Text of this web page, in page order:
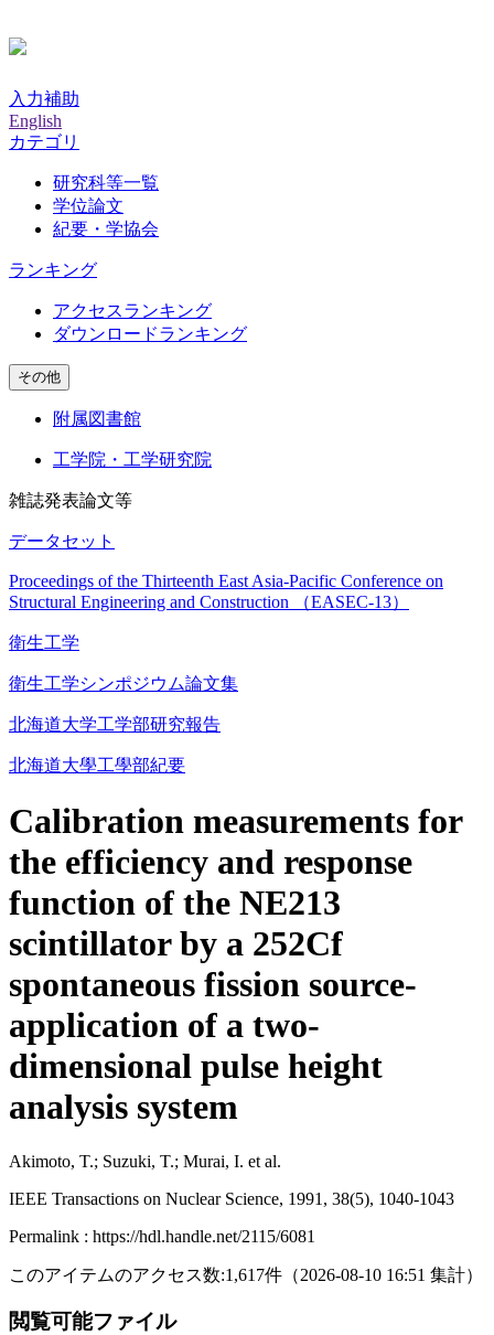
入力補助
English
カテゴリ
研究科等一覧
学位論文
紀要・学協会
ランキング
アクセスランキング
ダウンロードランキング
その他
附属図書館
工学院・工学研究院
雑誌発表論文等
データセット
Proceedings of the Thirteenth East Asia-Pacific Conference on
Structural Engineering and Construction （EASEC-13）
衛生工学
衛生工学シンポジウム論文集
北海道大学工学部研究報告
北海道大學工學部紀要
Calibration measurements for
the efficiency and response
function of the NE213
scintillator by a 252Cf
spontaneous fission source-
application of a two-
dimensional pulse height
analysis system
Akimoto, T.; Suzuki, T.; Murai, I. et al.
IEEE Transactions on Nuclear Science, 1991, 38(5), 1040-1043
Permalink : https://hdl.handle.net/2115/6081
このアイテムのアクセス数:1,617件 （2026-08-10 16:51 集計）
閲覧可能ファイル